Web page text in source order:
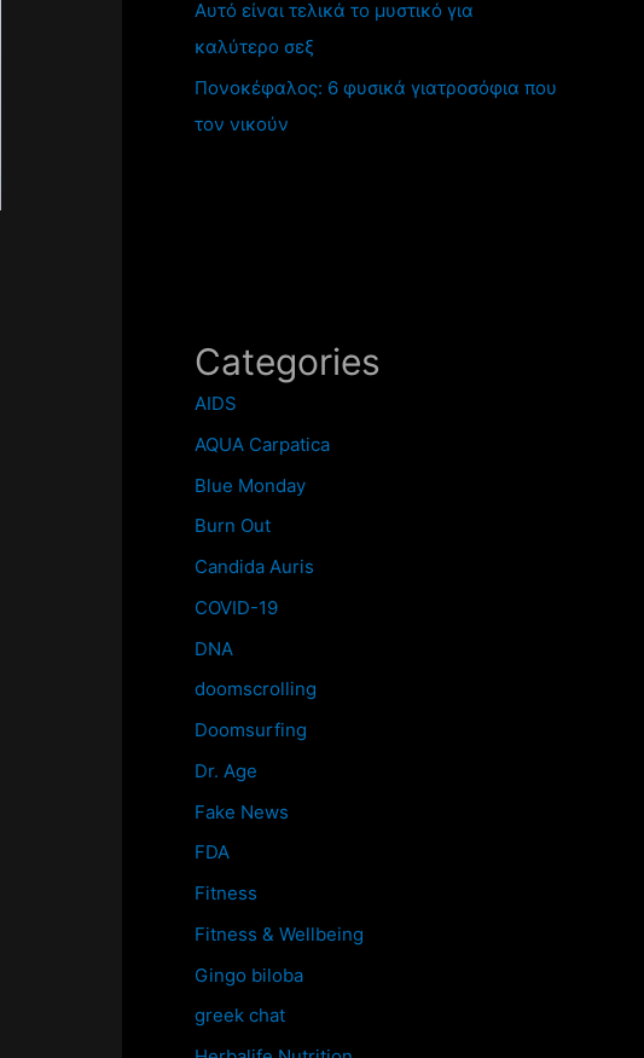
Αυτό είναι τελικά το μυστικό για
καλύτερο σεξ
Πονοκέφαλος: 6 φυσικά γιατροσόφια που
τον νικούν
Categories
AIDS
AQUA Carpatica
Blue Monday
Burn Out
Candida Auris
COVID-19
DNA
doomscrolling
Doomsurfing
Dr. Age
Fake News
FDA
Fitness
Fitness & Wellbeing
Gingo biloba
greek chat